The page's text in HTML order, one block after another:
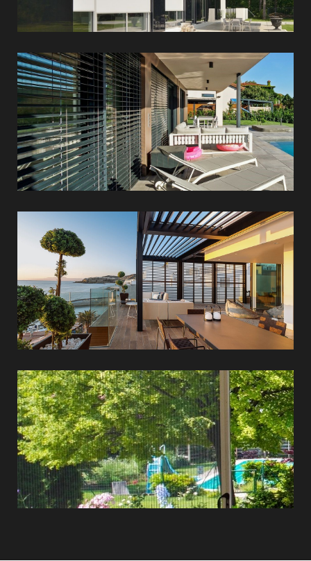
árnyékolók
Kerti
árnyékolók
Szúnyoghálók